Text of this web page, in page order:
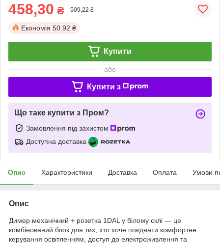
458,30 ₴ 509,22 ₴
Економія 50.92 ₴
Купити
або
Купити з
Що таке купити з Пром?
Замовлення під захистом
Доступна доставка
Опис Характеристики Доставка Оплата Умови
Опис
Димер механічний + розетка 1DAL у білому склі — це
комбінований блок для тих, хто хоче поєднати комфортне
керування освітленням, доступ до електроживлення та